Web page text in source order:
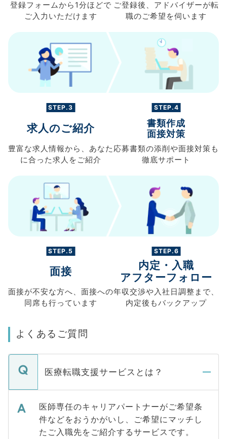
登録フォームから 1分ほどで
ご入力 いただけます
ご登録後、 アドバイザーが転
職のご希望を伺います
STEP.3
求人のご紹介
豊富な求人情報から、 あなた
に合った求人を ご紹介
STEP.4
書類作成
面接対策
応募書類の添削や面接対策も
徹底サポート
STEP.5
面接
面接が不安な方へ、 面接への
同席も行っています
STEP.6
内定・入職
アフターフォロー
年収交渉や入社日調整まで、
内定後もバックアップ
よくあるご質問
医療転職支援サービスとは？
医師専任のキャリアパートナーがご希望条
件などをおうかがいし、ご希望にマッチし
たご入職先をご紹介するサービスです。